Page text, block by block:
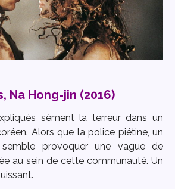
Na Hong-jin (2016)
sèment la terreur dans un
Alors que la police piétine, un
provoquer une vague de
au sein de cette communauté. Un